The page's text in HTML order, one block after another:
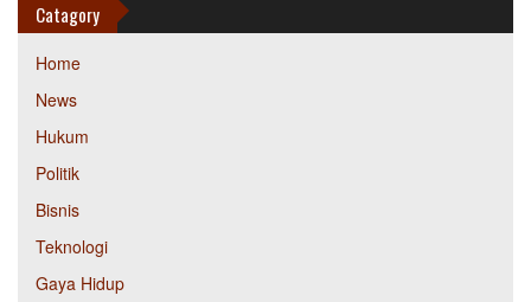
Catagory
Home
News
Hukum
Politik
Bisnis
Teknologi
Gaya Hidup